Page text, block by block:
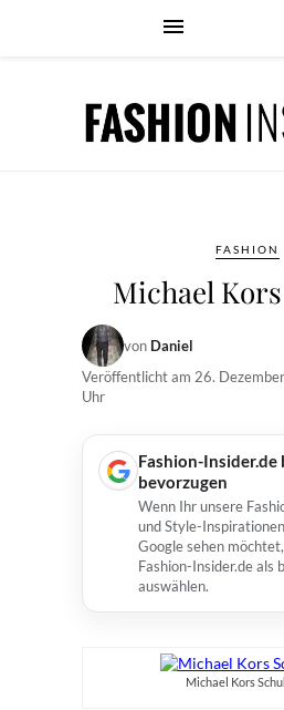
FASHION
Michael
von Daniel
Veröffentlicht am 26.
Uhr
Fashion-Insider.de
bevorzugen
Wenn Ihr unsere
und Style-
Google sehen
Fashion-Insider.de als
auswählen.
Michael Kors